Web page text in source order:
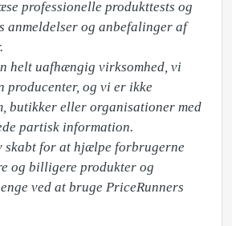
professionelle produkttests og
anmeldelser og anbefalinger af
helt uafhængig virksomhed, vi
producenter, og vi er ikke
butikker eller organisationer med
partisk information.
skabt for at hjælpe forbrugerne
og billigere produkter og
ved at bruge PriceRunners